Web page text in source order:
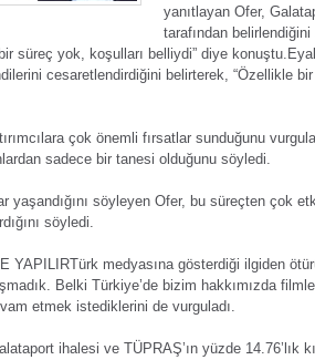
yanıtlayan Ofer,
tarafından
süreç yok, koşulları belliydi” diye konuştu.
cesaretlendirdiğini belirterek, “Özellikle
çok önemli fırsatlar sunduğunu
sadece bir tanesi olduğunu söyledi.
yaşandığını söyleyen Ofer, bu süreçten çok
söyledi.
YAPILIRTürk medyasına gösterdiği ilgiden
Belki Türkiye’de bizim hakkımızda
etmek istediklerini de vurguladı.
ihalesi ve TÜPRAŞ’ın yüzde 14.76’lık